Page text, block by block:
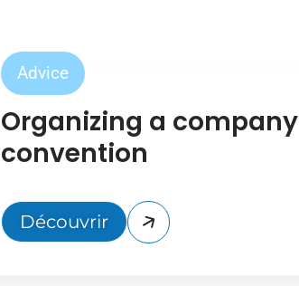
Advice
Organizing a company
convention
Découvrir